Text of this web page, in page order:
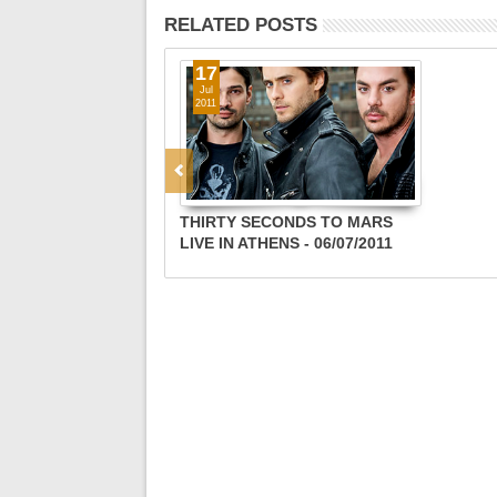
RELATED POSTS
THIRTY SECONDS TO MARS
LIVE IN ATHENS - 06/07/2011
17
Jul
2011